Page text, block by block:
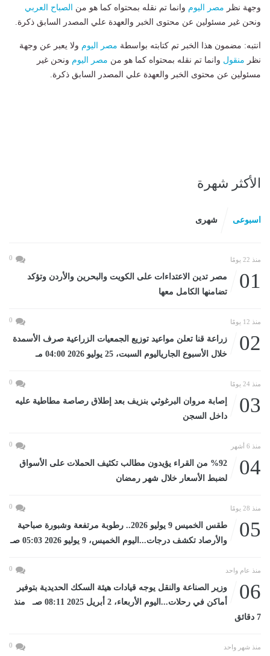
وجهة نظر مصر اليوم وانما تم نقله بمحتواه كما هو من
الصباح العربي
ونحن غير مسئولين عن محتوى الخبر والعهدة علي المصدر السابق ذكرة.
انتبه: مضمون هذا الخبر تم كتابته بواسطة مصر اليوم ولا يعبر عن وجهة
نظر منقول وانما تم نقله بمحتواه كما هو من مصر اليوم ونحن غير
مسئولين عن محتوى الخبر والعهدة علي المصدر السابق ذكرة.
الأكثر شهرة
اسبوعى شهرى
منذ 22 يومًا 0
01
مصر تدين الاعتداءات على الكويت والبحرين والأردن وتؤكد
تضامنها الكامل معها
منذ 12 يومًا 0
02
زراعة قنا تعلن مواعيد توزيع الجمعيات الزراعية صرف الأسمدة
خلال الأسبوع الجارياليوم السبت، 25 يوليو 2026 04:00 مـ
منذ 24 يومًا 0
03
إصابة مروان البرغوثي بنزيف بعد إطلاق رصاصة مطاطية عليه
داخل السجن
منذ 6 أشهر 0
04
%92 من القراء يؤيدون مطالب تكثيف الحملات على الأسواق
لضبط الأسعار خلال شهر رمضان
منذ 28 يومًا 0
05
طقس الخميس 9 يوليو 2026.. رطوبة مرتفعة وشبورة صباحية
والأرصاد تكشف درجات...اليوم الخميس، 9 يوليو 2026 05:03 صـ
منذ عام واحد 0
06
وزير الصناعة والنقل يوجه قيادات هيئة السكك الحديدية بتوفير
أماكن في رحلات...اليوم الأربعاء، 2 أبريل 2025 08:11 صـ منذ
7 دقائق
منذ شهر واحد 0